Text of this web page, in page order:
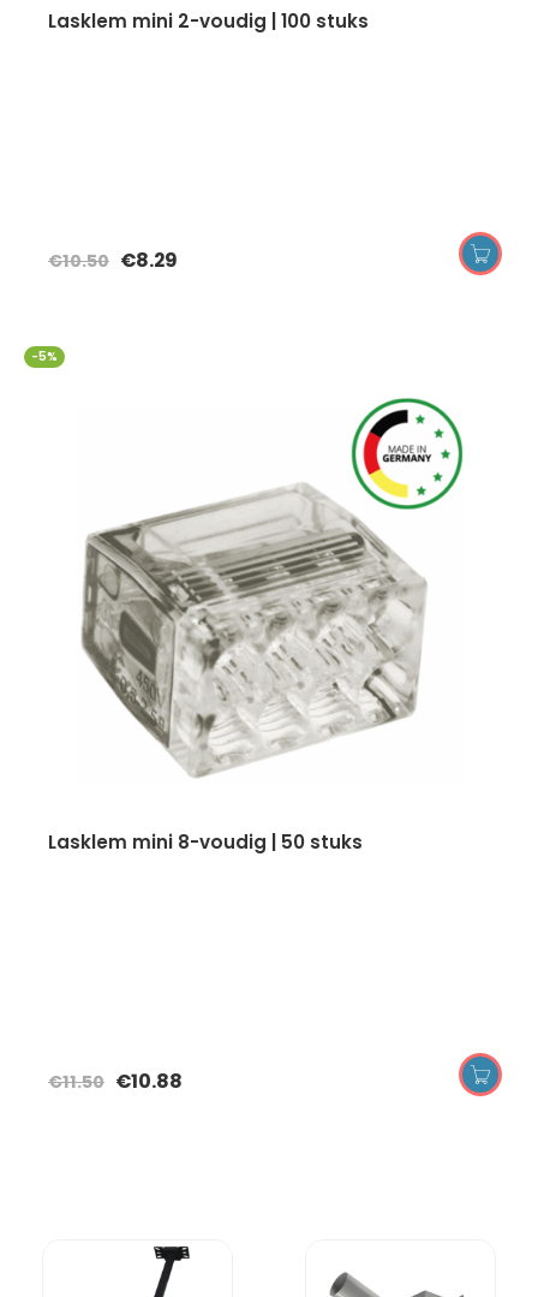
lasklem mini 2-voudig | 100 stuks
€10.50 €8.29
-5%
lasklem mini 8-voudig | 50 stuks
€11.50 €10.88